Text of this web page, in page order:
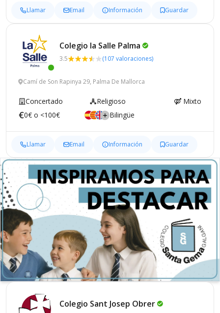
Llamar Email Información Guardar
Colegio la Salle Palma
3.5 (107 valoraciones)
Camí de Son Rapinya 29, Palma De Mallorca
Concertado Religioso
Mixto
0€ o <100€
Bilingüe
Llamar Email Información Guardar
Colegio Sant Josep Obrer